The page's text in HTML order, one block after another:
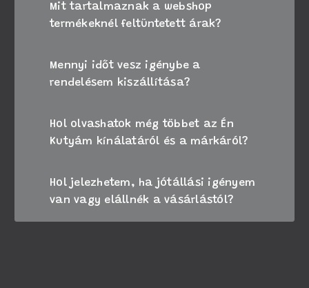
Mit tartalmaznak a webshop
termékeknél feltüntetett árak?
Mennyi időt vesz igénybe a
rendelésem kiszállítása?
Hol olvashatok még többet az Én
Kutyám kínálatáról és a márkáról?
Hol jelezhetem, ha jótállási igényem
van vagy elállnék a vásárlástól?